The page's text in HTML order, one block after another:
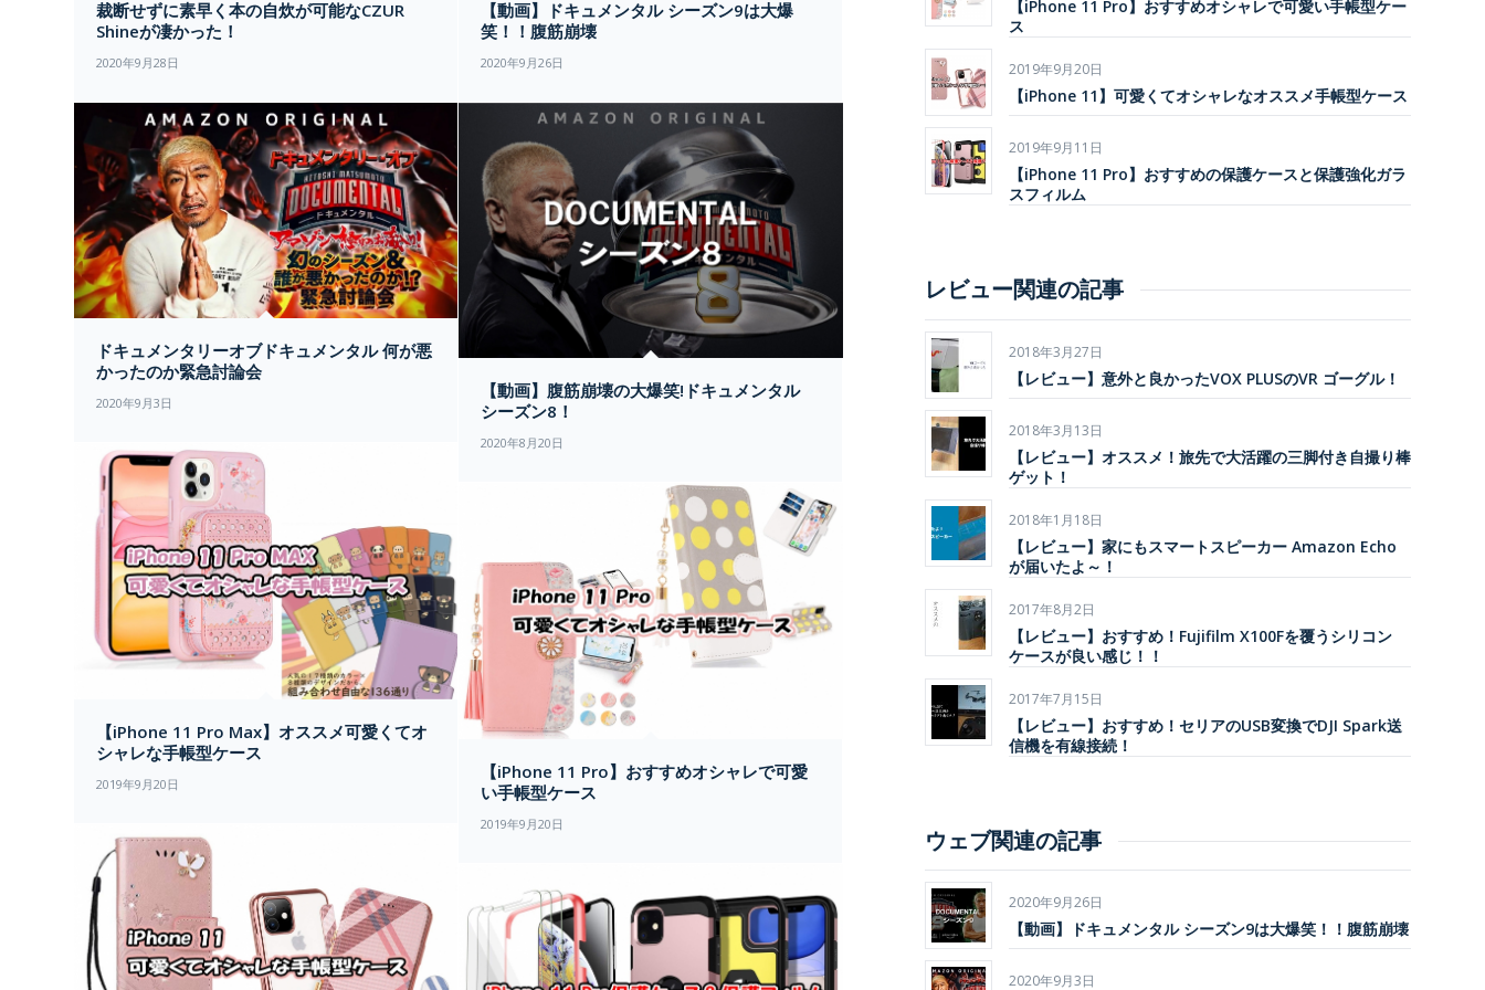
裁断せずに素早く本の自炊が可能なCZUR
Shineが凄かった！
2020年9月28日
【動画】ドキュメンタル シーズン9は大爆
笑！！腹筋崩壊
2020年9月26日
ドキュメンタリーオブドキュメンタル 何が悪
かったのか緊急討論会
2020年9月3日
【動画】腹筋崩壊の大爆笑!ドキュメンタル
シーズン8！
2020年8月20日
【iPhone 11 Pro Max】オススメ可愛くてオ
シャレな手帳型ケース
2019年9月20日
【iPhone 11 Pro】おすすめオシャレで可愛
い手帳型ケース
2019年9月20日
【iPhone 11 Pro】おすすめオシャレで可愛い手帳型ケー
ス
2019年9月20日
【iPhone 11】可愛くてオシャレなオススメ手帳型ケース
2019年9月11日
【iPhone 11 Pro】おすすめの保護ケースと保護強化ガラ
スフィルム
レビュー関連の記事
2018年3月27日
【レビュー】意外と良かったVOX PLUSのVR ゴーグル！
2018年3月13日
【レビュー】オススメ！旅先で大活躍の三脚付き自撮り棒
ゲット！
2018年1月18日
【レビュー】家にもスマートスピーカー Amazon Echo
が届いたよ～！
2017年8月2日
【レビュー】おすすめ！Fujifilm X100Fを覆うシリコン
ケースが良い感じ！！
2017年7月15日
【レビュー】おすすめ！セリアのUSB変換でDJI Spark送
信機を有線接続！
ウェブ関連の記事
2020年9月26日
【動画】ドキュメンタル シーズン9は大爆笑！！腹筋崩壊
2020年9月3日